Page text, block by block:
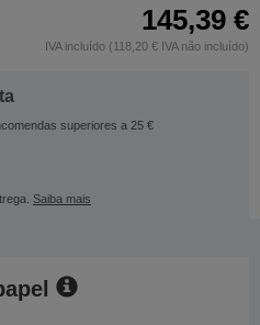
145,39 €
IVA incluído (118,20 € IVA não incluído)
superiores a 25 €
Saiba mais